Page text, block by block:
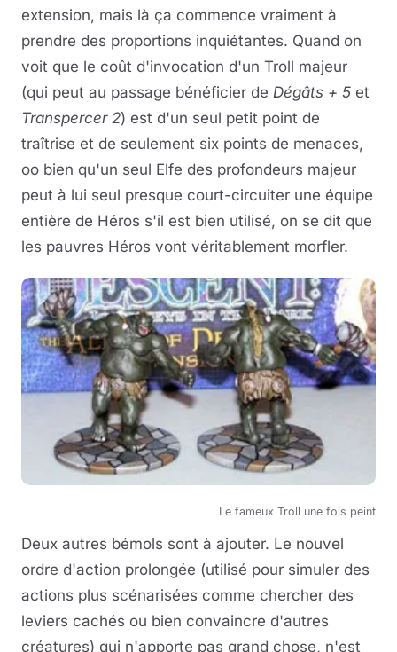
extension, mais là ça commence vraiment à
prendre des proportions inquiétantes. Quand on
voit que le coût d'invocation d'un Troll majeur
(qui peut au passage bénéficier de Dégâts + 5 et
Transpercer 2) est d'un seul petit point de
traîtrise et de seulement six points de menaces,
oo bien qu'un seul Elfe des profondeurs majeur
peut à lui seul presque court-circuiter une équipe
entière de Héros s'il est bien utilisé, on se dit que
les pauvres Héros vont véritablement morfler.
Le fameux Troll une fois peint
Deux autres bémols sont à ajouter. Le nouvel
ordre d'action prolongée (utilisé pour simuler des
actions plus scénarisées comme chercher des
leviers cachés ou bien convaincre d'autres
créatures) qui n'apporte pas grand chose, n'est